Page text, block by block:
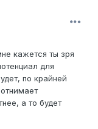
кажется ты зря
для
по крайней
а то будет